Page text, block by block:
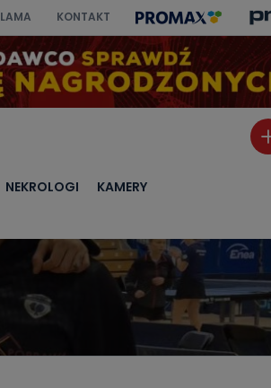
KONTAKT
NEKROLOGI KAMERY